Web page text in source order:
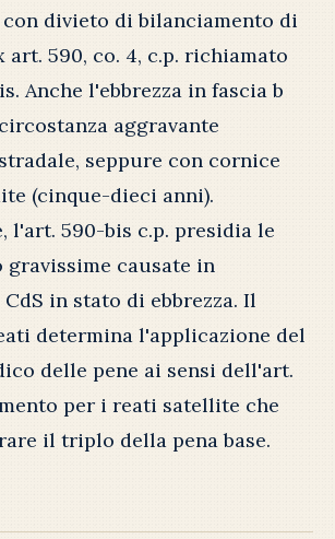
divieto di bilanciamento di
art. 590, co. 4, c.p. richiamato
Anche l'ebbrezza in fascia b
aggravante
seppure con cornice
(cinque-dieci anni).
l'art. 590-bis c.p. presidia le
causate in
in stato di ebbrezza. Il
determina l'applicazione del
delle pene ai sensi dell'art.
per i reati satellite che
il triplo della pena base.